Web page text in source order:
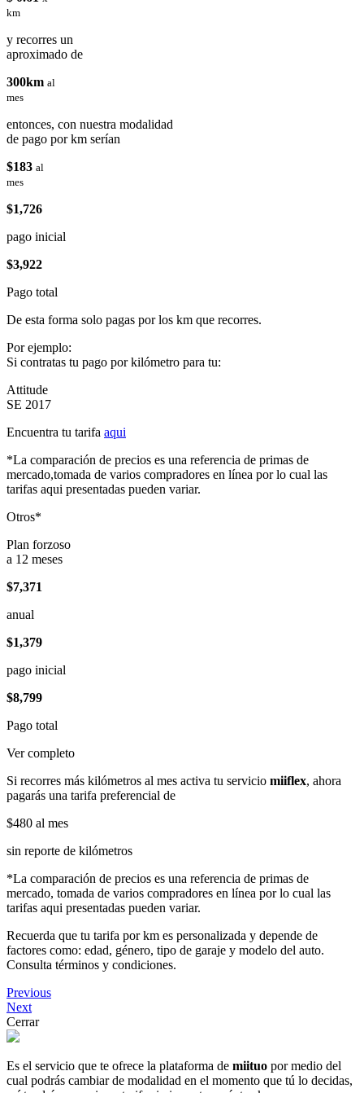
km
y recorres un
aproximado de
300km al
mes
entonces, con nuestra modalidad
de pago por km serían
$183 al
mes
$1,726
pago inicial
$3,922
Pago total
De esta forma solo pagas por los km que recorres.
Por ejemplo:
Si contratas tu pago por kilómetro para tu:
Attitude
SE 2017
Encuentra tu tarifa aqui
*La comparación de precios es una referencia de primas de
mercado,tomada de varios compradores en línea por lo cual las
tarifas aqui presentadas pueden variar.
Otros*
Plan forzoso
a 12 meses
$7,371
anual
$1,379
pago inicial
$8,799
Pago total
Ver completo
Si recorres más kilómetros al mes activa tu servicio miiflex, ahora
pagarás una tarifa preferencial de
$480 al mes
sin reporte de kilómetros
*La comparación de precios es una referencia de primas de
mercado, tomada de varios compradores en línea por lo cual las
tarifas aqui presentadas pueden variar.
Recuerda que tu tarifa por km es personalizada y depende de
factores como: edad, género, tipo de garaje y modelo del auto.
Consulta términos y condiciones.
Previous
Next
Cerrar
Es el servicio que te ofrece la plataforma de miituo por medio del
cual podrás cambiar de modalidad en el momento que tú lo decidas,